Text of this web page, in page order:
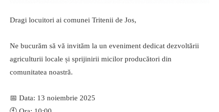
Dragi locuitori ai comunei Tritenii de Jos,
Ne bucurăm să vă invităm la un eveniment dedicat dezvoltării
agriculturii locale și sprijinirii micilor producători din
comunitatea noastră.
📅 Data: 13 noiembrie 2025